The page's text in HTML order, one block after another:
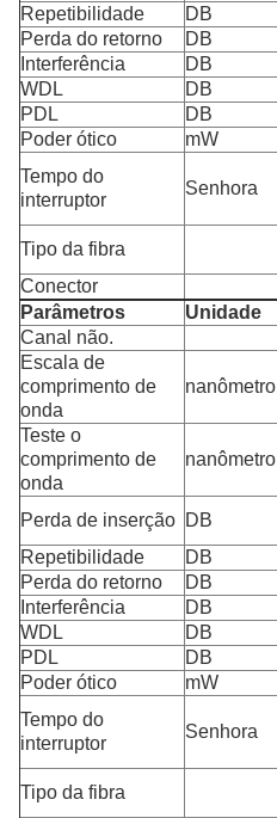
Repetibilidade
DB
Perda do retorno
DB
Interferência
DB
WDL
DB
PDL
DB
Poder ótico
mW
Tempo do
interruptor
Senhora
Tipo da fibra
Conector
Parâmetros
Unidade
Canal não.
Escala de
comprimento de
onda
nanômetro
Teste o
comprimento de
onda
nanômetro
Perda de inserção DB
Repetibilidade
DB
Perda do retorno
DB
Interferência
DB
WDL
DB
PDL
DB
Poder ótico
mW
Tempo do
interruptor
Senhora
Tipo da fibra